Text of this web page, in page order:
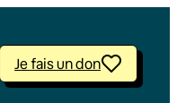
Je fais un don